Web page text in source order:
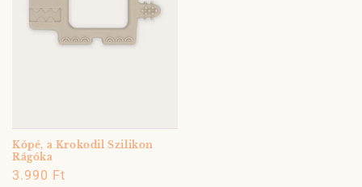
Kópé, a Krokodil Szilikon
Rágóka
Normál
3.990 Ft